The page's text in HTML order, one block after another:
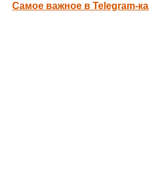
Самое важное в Telegram-